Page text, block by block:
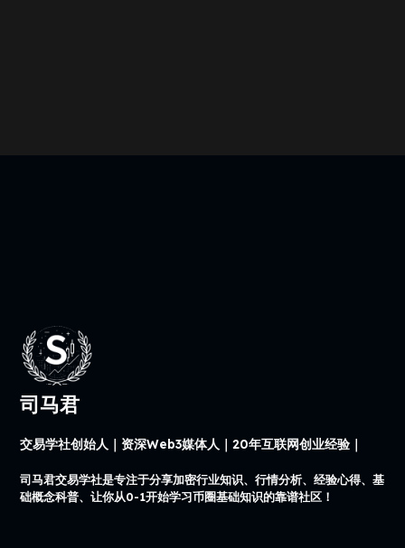
司马君
交易学社创始人｜资深Web3媒体人｜20年互联网创业经验｜
司马君交易学社是专注于分享加密行业知识、行情分析、经验心得、基
础概念科普、让你从0-1开始学习币圈基础知识的靠谱社区！